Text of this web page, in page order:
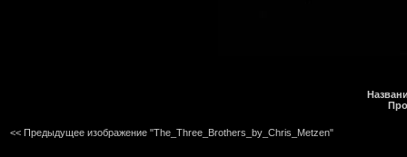
<< Предыдущее изображение "The_Three_Brothers_by_Chris_Metzen"